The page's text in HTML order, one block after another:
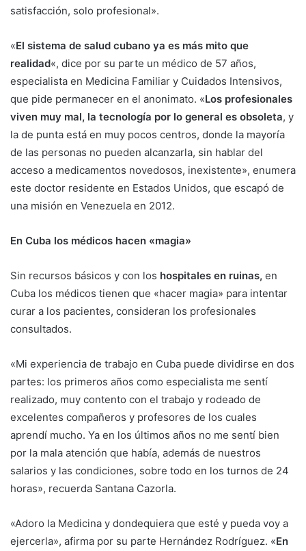
satisfacción, solo profesional».
«El sistema de salud cubano ya es más mito que
realidad«, dice por su parte un médico de 57 años,
especialista en Medicina Familiar y Cuidados Intensivos,
que pide permanecer en el anonimato. «Los profesionales
viven muy mal, la tecnología por lo general es obsoleta, y
la de punta está en muy pocos centros, donde la mayoría
de las personas no pueden alcanzarla, sin hablar del
acceso a medicamentos novedosos, inexistente», enumera
este doctor residente en Estados Unidos, que escapó de
una misión en Venezuela en 2012.
En Cuba los médicos hacen «magia»
Sin recursos básicos y con los hospitales en ruinas, en
Cuba los médicos tienen que «hacer magia» para intentar
curar a los pacientes, consideran los profesionales
consultados.
«Mi experiencia de trabajo en Cuba puede dividirse en dos
partes: los primeros años como especialista me sentí
realizado, muy contento con el trabajo y rodeado de
excelentes compañeros y profesores de los cuales
aprendí mucho. Ya en los últimos años no me sentí bien
por la mala atención que había, además de nuestros
salarios y las condiciones, sobre todo en los turnos de 24
horas», recuerda Santana Cazorla.
«Adoro la Medicina y dondequiera que esté y pueda voy a
ejercerla», afirma por su parte Hernández Rodríguez. «En